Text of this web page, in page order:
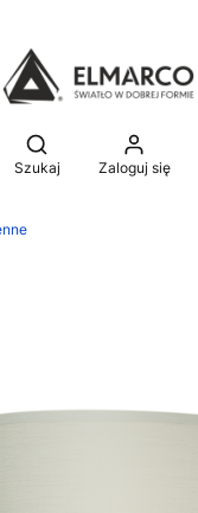
Otwórz wyszukiwarkę
Szukaj Zaloguj się